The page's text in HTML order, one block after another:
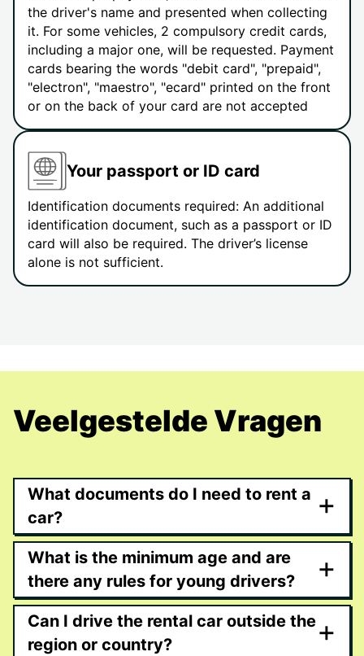
the driver's name and presented when collecting
it. For some vehicles, 2 compulsory credit cards,
including a major one, will be requested. Payment
cards bearing the words "debit card", "prepaid",
"electron", "maestro", "ecard" printed on the front
or on the back of your card are not accepted
Your passport or ID card
Identification documents required: An additional
identification document, such as a passport or ID
card will also be required. The driver’s license
alone is not sufficient.
Veelgestelde Vragen
What documents do I need to rent a
car?
+
What is the minimum age and are
there any rules for young drivers?
+
Can I drive the rental car outside the
region or country?
+